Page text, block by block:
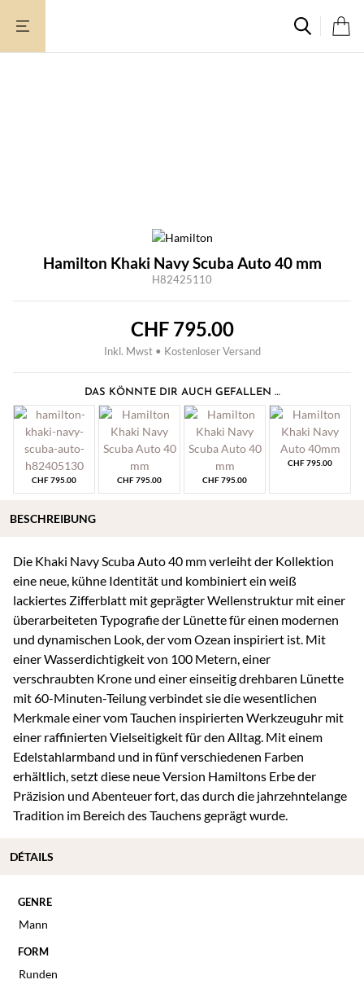
Inhalt
Hamilton Khaki Navy Scuba Auto 40 mm
H82425110
CHF795.00
Inkl. Mwst • Kostenloser Versand
DAS KÖNNTE DIR AUCH GEFALLEN …
CHF795.00 CHF795.00 CHF795.00
CHF795.00
Die Khaki Navy Scuba Auto 40 mm verleiht der Kollektion
eine neue, kühne Identität und kombiniert ein weiß
lackiertes Zifferblatt mit geprägter Wellenstruktur mit einer
überarbeiteten Typografie der Lünette für einen modernen
und dynamischen Look, der vom Ozean inspiriert ist. Mit
einer Wasserdichtigkeit von 100 Metern, einer
verschraubten Krone und einer einseitig drehbaren Lünette
mit 60-Minuten-Teilung verbindet sie die wesentlichen
Merkmale einer vom Tauchen inspirierten Werkzeuguhr mit
einer raffinierten Vielseitigkeit für den Alltag. Mit einem
Edelstahlarmband und in fünf verschiedenen Farben
erhältlich, setzt diese neue Version Hamiltons Erbe der
Präzision und Abenteuer fort, das durch die jahrzehntelange
Tradition im Bereich des Tauchens geprägt wurde.
GENRE
Mann
FORM
Runden
BESCHREIBUNG
DÉTAILS